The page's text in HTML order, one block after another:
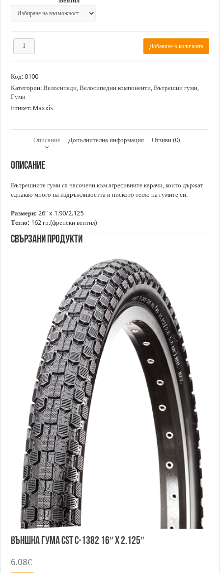
количество
MAXXIS
Welter
Weight
Добавяне в количката
Код:0100
Категории:Велосипеди ,Велосипедни компоненти ,Вътрешни гуми
Гуми
Етикет:Maxxis
Описание Допълнителна информация Отзиви (0)
Описание
Вътрешните гуми са насочени към агресивните карачи, които държат
еднакво много на издръжливостта и ниското тегло на гумите си.
Размери: 26″ x 1.90/2.125
Тегло: 162 гр.(френски вентил)
Свързани продукти
Външна гума CST C-1382 16″ x 2.125″
6.08€